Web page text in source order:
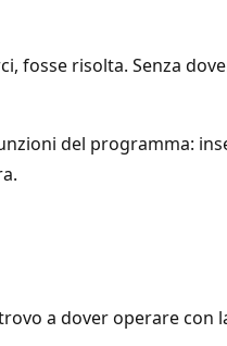
fosse risolta. Senza
del programma:
a dover operare con